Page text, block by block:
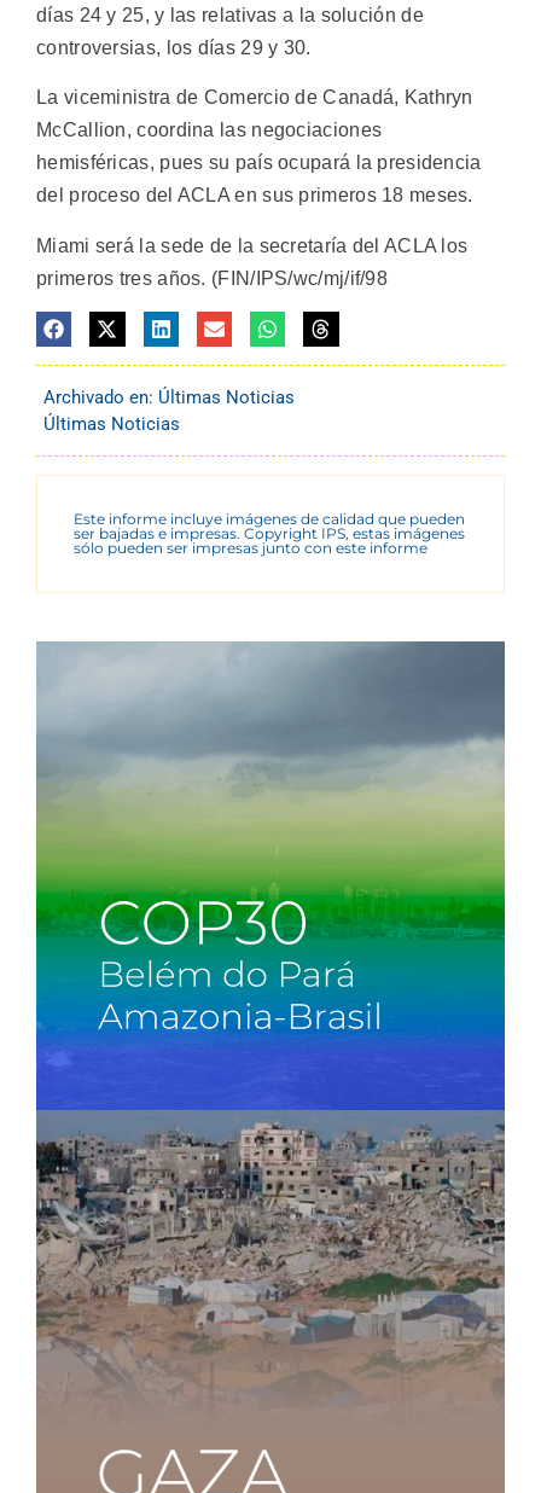
días 24 y 25, y las relativas a la solución de
controversias, los días 29 y 30.
La viceministra de Comercio de Canadá, Kathryn
McCallion, coordina las negociaciones
hemisféricas, pues su país ocupará la presidencia
del proceso del ACLA en sus primeros 18 meses.
Miami será la sede de la secretaría del ACLA los
primeros tres años. (FIN/IPS/wc/mj/if/98
Archivado en: Últimas Noticias
Últimas Noticias
Este informe incluye imágenes de calidad que pueden
ser bajadas e impresas. Copyright IPS, estas imágenes
sólo pueden ser impresas junto con este informe